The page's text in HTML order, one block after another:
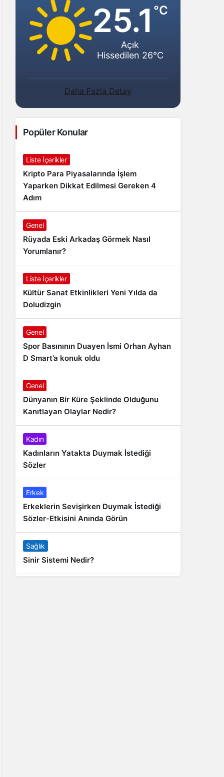
25.1 °C
Açık
Hissedilen 26°C
Daha Fazla Detay
Popüler Konular
Liste İçerikler
Kripto Para Piyasalarında İşlem
Yaparken Dikkat Edilmesi Gereken 4
Adım
Genel
Rüyada Eski Arkadaş Görmek Nasıl
Yorumlanır?
Liste İçerikler
Kültür Sanat Etkinlikleri Yeni Yılda da
Doludizgin
Genel
Spor Basınının Duayen İsmi Orhan Ayhan
D Smart’a konuk oldu
Genel
Dünyanın Bir Küre Şeklinde Olduğunu
Kanıtlayan Olaylar Nedir?
Kadın
Kadınların Yatakta Duymak İstediği
Sözler
Erkek
Erkeklerin Sevişirken Duymak İstediği
Sözler-Etkisini Anında Görün
Sağlık
Sinir Sistemi Nedir?